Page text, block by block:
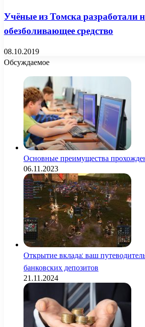
Учёные из Томска разработали
обезболивающее средство
08.10.2019
Обсуждаемое
Основные преимущества
06.11.2023
Открытие вклада: ваш
банковских депозитов
21.11.2024